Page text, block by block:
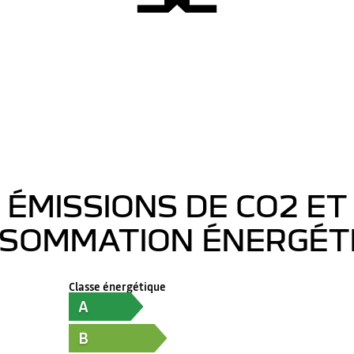
ÉMISSIONS DE CO2 ET
Classe énergétique
A
B